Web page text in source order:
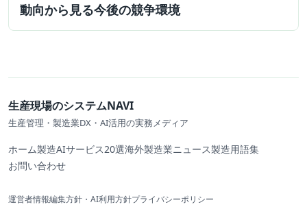
動向から見る今後の競争環境
生産現場のシステムNAVI
生産管理・製造業DX・AI活用の実務メディア
ホーム製造AIサービス20選海外製造業ニュース製造用語集
お問い合わせ
運営者情報編集方針・AI利用方針プライバシーポリシー